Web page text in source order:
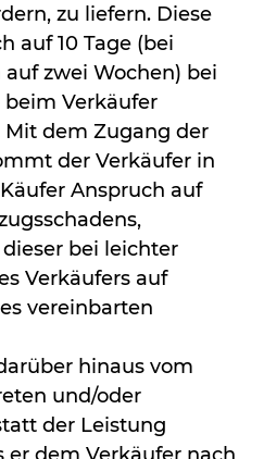
zu liefern. Diese
auf 10 Tage (bei
zwei Wochen) bei
beim Verkäufer
Mit dem Zugang der
der Verkäufer in
Anspruch auf
bei leichter
Verkäufers auf
vereinbarten
hinaus vom
und/oder
der Leistung